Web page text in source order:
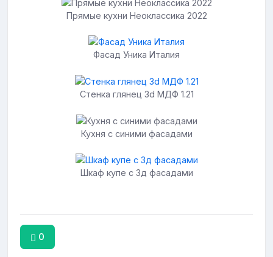
Прямые кухни Неоклассика 2022
Фасад Уника Италия
Стенка глянец 3d МДФ 1.21
Кухня с синими фасадами
Шкаф купе с 3д фасадами
0